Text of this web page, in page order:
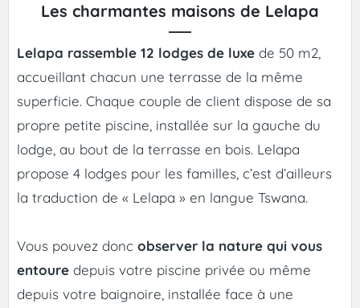
Les charmantes maisons de Lelapa
Lelapa rassemble 12 lodges de luxe de 50 m2,
accueillant chacun une terrasse de la même
superficie. Chaque couple de client dispose de sa
propre petite piscine, installée sur la gauche du
lodge, au bout de la terrasse en bois. Lelapa
propose 4 lodges pour les familles, c’est d’ailleurs
la traduction de « Lelapa » en langue Tswana.
Vous pouvez donc observer la nature qui vous
entoure depuis votre piscine privée ou même
depuis votre baignoire, installée face à une